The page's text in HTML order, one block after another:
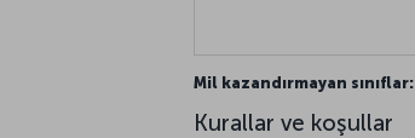
Mil kazandırmayan sınıflar:
Kurallar ve koşullar